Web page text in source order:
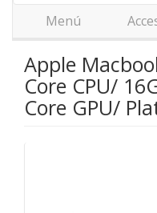
Menú
Apple
Core CPU/
Core GPU/